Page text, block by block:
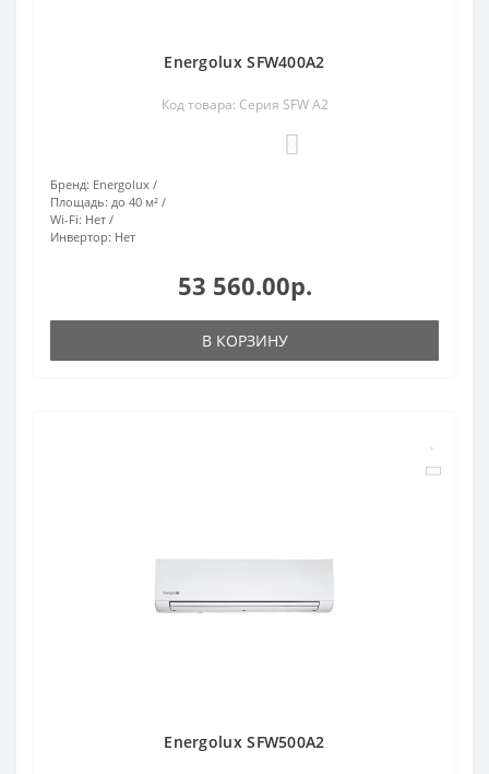
Energolux SFW400A2
Код товара: Cерия SFW А2
Бренд: Energolux
Площадь: до 40 м²
Wi-Fi: Нет
Инвертор: Нет
53 560.00р.
В КОРЗИНУ
Energolux SFW500A2